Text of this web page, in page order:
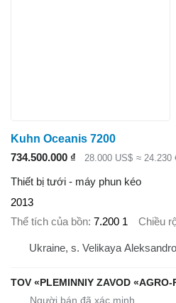
Kuhn Oceanis 7200
734.500.000 ₫
28.000 US$ ≈ 24.230
Thiết bị tưới - máy phun kéo
2013
Thể tích của bồn 7.200 1 Chiều
Ukraine, s. Velikaya
TOV «PLEMINNIY ZAVOD «AGRO-